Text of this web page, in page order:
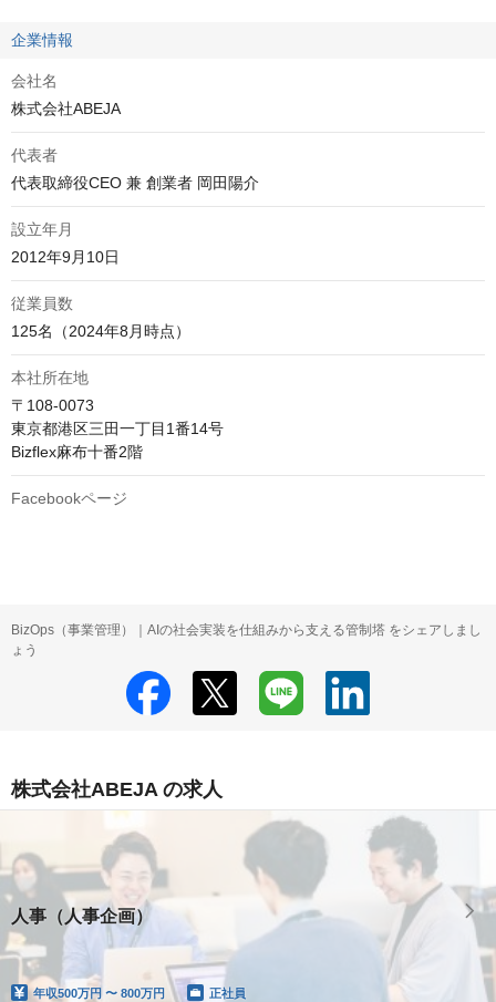
企業情報
会社名
株式会社ABEJA
代表者
代表取締役CEO 兼 創業者 岡田陽介
設立年月
2012年9月10日
従業員数
125名（2024年8月時点）
本社所在地
〒108-0073
東京都港区三田一丁目1番14号
Bizflex麻布十番2階
Facebookページ
BizOps（事業管理）｜AIの社会実装を仕組みから支える管制塔 をシェアしまし
ょう
株式会社ABEJA の求人
人事（人事企画）
年収500万円 〜 800万円 正社員